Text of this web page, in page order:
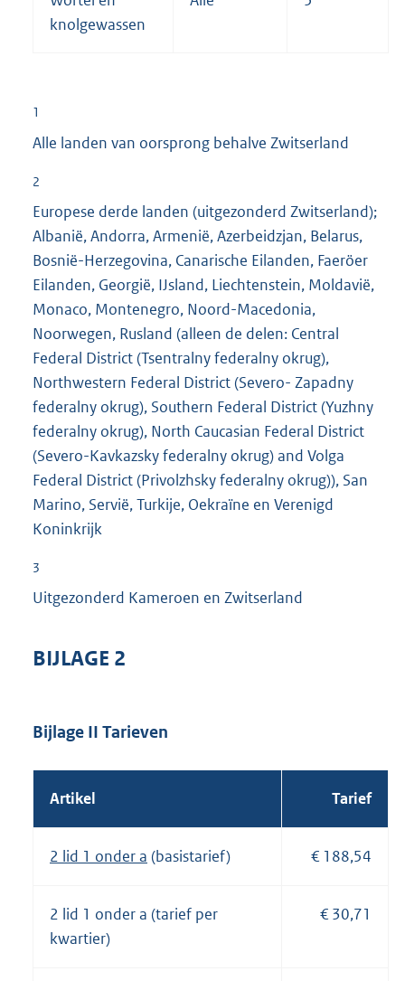
knolgewassen
1
Alle landen van oorsprong behalve Zwitserland
2
Europese derde landen (uitgezonderd Zwitserland);
Albanië, Andorra, Armenië, Azerbeidzjan, Belarus,
Bosnië-Herzegovina, Canarische Eilanden, Faeröer
Eilanden, Georgië, IJsland, Liechtenstein, Moldavië,
Monaco, Montenegro, Noord-Macedonia,
Noorwegen, Rusland (alleen de delen: Central
Federal District (Tsentralny federalny okrug),
Northwestern Federal District (Severo- Zapadny
federalny okrug), Southern Federal District (Yuzhny
federalny okrug), North Caucasian Federal District
(Severo-Kavkazsky federalny okrug) and Volga
Federal District (Privolzhsky federalny okrug)), San
Marino, Servië, Turkije, Oekraïne en Verenigd
Koninkrijk
3
Uitgezonderd Kameroen en Zwitserland
BIJLAGE 2
Bijlage II Tarieven
Artikel Tarief
2 lid 1 onder a (basistarief) € 188,54
2 lid 1 onder a (tarief per
kwartier)
€ 30,71